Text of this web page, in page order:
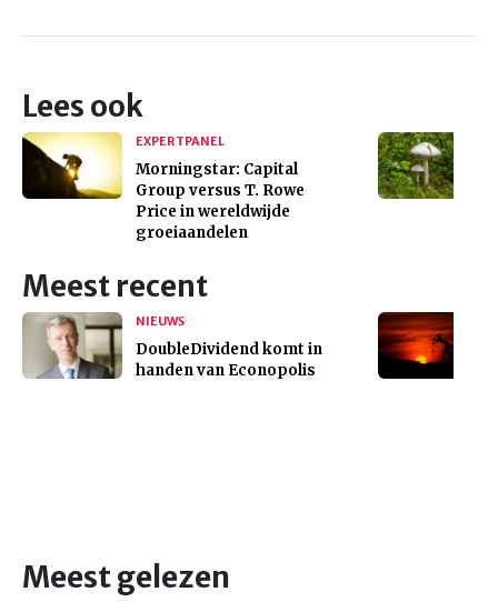
Lees ook
EXPERTPANEL
Morningstar: Capital
Group versus T. Rowe
Price in wereldwijde
groeiaandelen
Meest recent
NIEUWS
DoubleDividend komt in
handen van Econopolis
Meest gelezen